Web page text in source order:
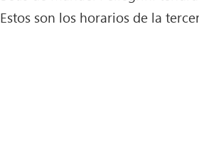
Estos son los horarios de la